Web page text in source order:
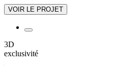
VOIR LE PROJET
3D
exclusivité